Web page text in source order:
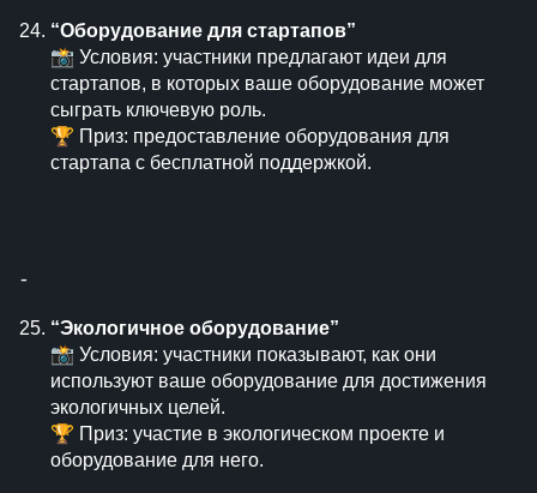
“Оборудование для стартапов”
📸 Условия: участники предлагают идеи для
стартапов, в которых ваше оборудование может
сыграть ключевую роль.
🏆 Приз: предоставление оборудования для
стартапа с бесплатной поддержкой.
⁃
“Экологичное оборудование”
📸 Условия: участники показывают, как они
используют ваше оборудование для достижения
экологичных целей.
🏆 Приз: участие в экологическом проекте и
оборудование для него.